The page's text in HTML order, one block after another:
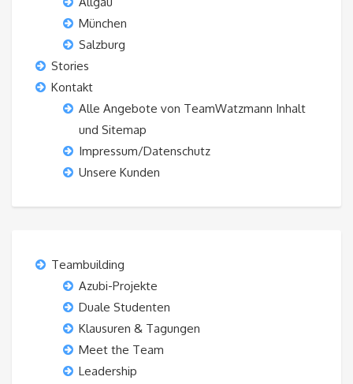
München
Salzburg
Stories
Kontakt
Alle Angebote von TeamWatzmann Inhalt
und Sitemap
Impressum/Datenschutz
Unsere Kunden
Teambuilding
Azubi-Projekte
Duale Studenten
Klausuren & Tagungen
Meet the Team
Leadership